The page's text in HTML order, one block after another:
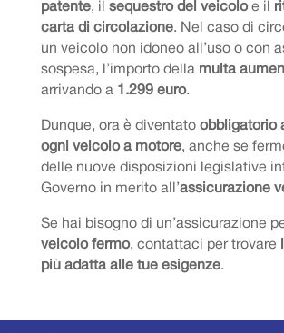
patente, il sequestro del veicolo e il
carta di circolazione. Nel caso di
un veicolo non idoneo all’uso o con
sospesa, l’importo della multa
arrivando a 1.299 euro.
Dunque, ora è diventato obbligatorio
ogni veicolo a motore, anche se
delle nuove disposizioni legislative
Governo in merito all’assicurazione
Se hai bisogno di un’assicurazione
veicolo fermo, contattaci per trovare
più adatta alle tue esigenze.